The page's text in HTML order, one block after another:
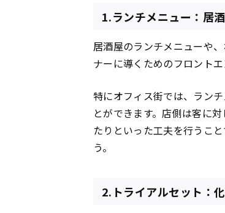
1.ランチメニュー：居
居酒屋のランチメニューや
ナーに導くためのフロント
特にオフィス街では、ラン
とができます。店側は客に
たりといった工夫を行うこ
う。
2.トライアルセット：